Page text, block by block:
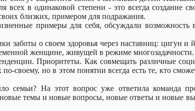
всех в одинаковой степени - это всегда создание
близких, примером для подражания.
примеры для себя, обсуждали
заботы о своем здоровья через наставниц: цигун и
женщине, живущей в режиме многозадачности.
Приоритеты. Как совмещать различные
своему, но в этом понятии всегда есть те, кто
семьи? На этот вопрос уже ответила команда
темы и новые вопросы, новые ответы и новые